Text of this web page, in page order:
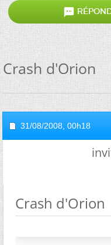

Crash d'Orion
31/08/2008, 00h18
Crash d'Orion